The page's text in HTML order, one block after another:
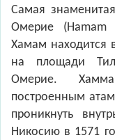
Самая
Омерие (Hamam
Хамам находится
на площади
Омерие.
построенным
проникнуть
Никосию в 1571